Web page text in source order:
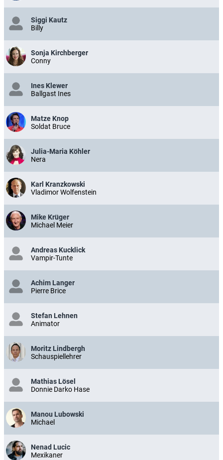
Siggi Kautz
Billy
Sonja Kirchberger
Conny
Ines Klewer
Ballgast Ines
Matze Knop
Soldat Bruce
Julia-Maria Köhler
Nera
Karl Kranzkowski
Vladimor Wolfenstein
Mike Krüger
Michael Meier
Andreas Kucklick
Vampir-Tunte
Achim Langer
Pierre Brice
Stefan Lehnen
Animator
Moritz Lindbergh
Schauspiellehrer
Mathias Lösel
Donnie Darko Hase
Manou Lubowski
Michael
Nenad Lucic
Mexikaner